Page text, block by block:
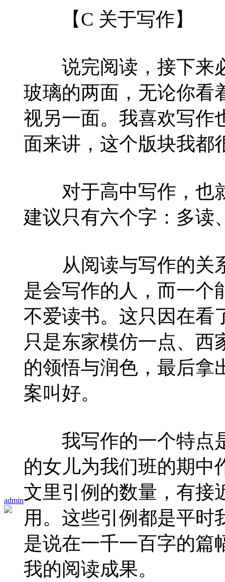
admin
【C 关于写作】
说完阅读，接下来
玻璃的两面，无论你看
视另一面。我喜欢写作
面来讲，这个版块我都
对于高中写作，也
建议只有六个字：多读
从阅读与写作的关
是会写作的人，而一个
不爱读书。这只因在看
只是东家模仿一点、西
的领悟与润色，最后拿
案叫好。
我写作的一个特点
的女儿为我们班的期中
文里引例的数量，有接
用。这些引例都是平时
是说在一千一百字的篇
我的阅读成果。